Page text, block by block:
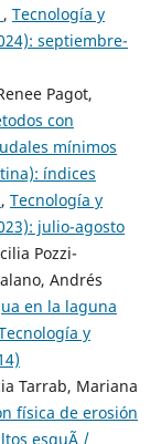
, Tecnología y
septiembre-
Pagot,
con
mínimos
índices
, Tecnología y
julio-agosto
Pozzi-
Andrés
en la laguna
y
Tarrab, Mariana
física de erosión
esquÃ­ /